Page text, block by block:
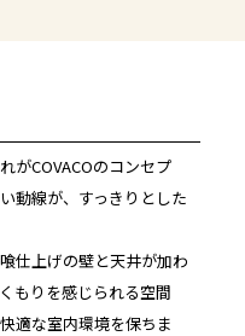
がCOVACOのコンセプ
動線が、すっきりとした
仕上げの壁と天井が加わ
もりを感じられる空間
適な室内環境を保ちま